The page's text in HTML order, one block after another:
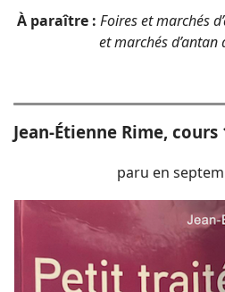
À paraître: Foires et marchés
et marchés d’antan
Jean-Étienne Rime, cours
paru en